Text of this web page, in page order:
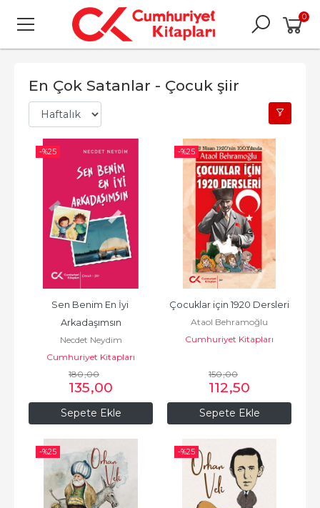
0
En Çok Satanlar - Çocuk şiir
-%25
Sepete Ekle
Sen Benim En İyi
Arkadaşımsın
Necdet Neydim
Cumhuriyet Kitapları
180,00
135,00
-%25
Sepete Ekle
Çocuklar için 1920 Dersleri
Ataol Behramoğlu
Cumhuriyet Kitapları
150,00
112,50
-%25 -%25